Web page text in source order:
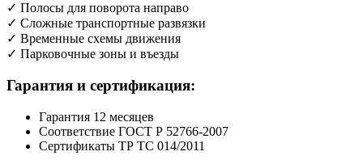
✓ Полосы для поворота направо
✓ Сложные транспортные развязки
✓ Временные схемы движения
✓ Парковочные зоны и въезды
Гарантия и сертификация:
Гарантия 12 месяцев
Соответствие ГОСТ Р 52766-2007
Сертификаты ТР ТС 014/2011